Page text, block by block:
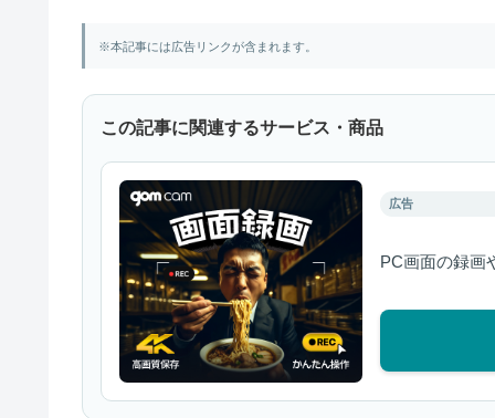
※本記事には広告リンクが含まれます。
この記事に関連するサービス・商品
広告
PC画面の録画